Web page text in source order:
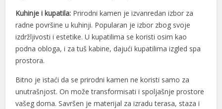
Kuhinje i kupatila: Prirodni kamen je izvanredan izbor za
radne površine u kuhinji. Popularan je izbor zbog svoje
izdržljivosti i estetike. U kupatilima se koristi osim kao
podna obloga, i za tuš kabine, dajući kupatilima izgled spa
prostora.
Bitno je istaći da se prirodni kamen ne koristi samo za
unutrašnjost. On može transformisati i spoljašnje prostore
vašeg doma. Savršen je materijal za izradu terasa, staza i